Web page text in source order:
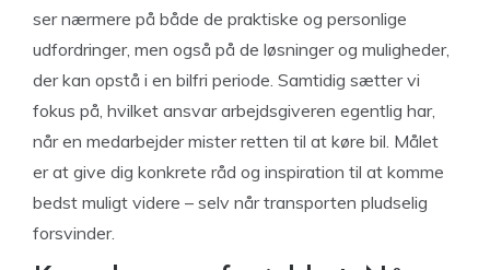
ser nærmere på både de praktiske og personlige
udfordringer, men også på de løsninger og muligheder,
der kan opstå i en bilfri periode. Samtidig sætter vi
fokus på, hvilket ansvar arbejdsgiveren egentlig har,
når en medarbejder mister retten til at køre bil. Målet
er at give dig konkrete råd og inspiration til at komme
bedst muligt videre – selv når transporten pludselig
forsvinder.